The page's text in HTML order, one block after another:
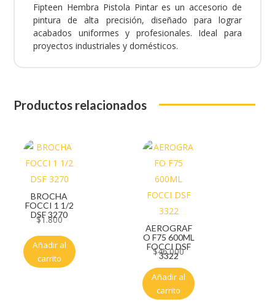
Fipteen Hembra Pistola Pintar es un accesorio de
pintura de alta precisión, diseñado para lograr
acabados uniformes y profesionales. Ideal para
proyectos industriales y domésticos.
Productos relacionados
BROCHA
FOCCI 1 1/2
DSF 3270
$1.800
Añadir al
carrito
AEROGRAF
O F75 600ML
FOCCI DSF
3322
$46.000
Añadir al
carrito